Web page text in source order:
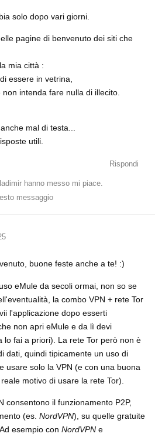
solo dopo vari giorni.
pagine di benvenuto dei siti che
mia città :
essere in vetrina,
intenda fare nulla di illecito.
mal di testa...
utili.
Rispondi
hanno messo mi piace.
messaggio
buone feste anche a te! :)
eMule da secoli ormai, non so se
la combo VPN + rete Tor
l'applicazione dopo esserti
non apri eMule e da lì devi
lo fai a priori). La rete Tor però non è
dati, quindi tipicamente un uso di
usare solo la VPN (e con una buona
motivo di usare la rete Tor).
consentono il funzionamento P2P,
(es. NordVPN), su quelle gratuite
esempio con NordVPN e